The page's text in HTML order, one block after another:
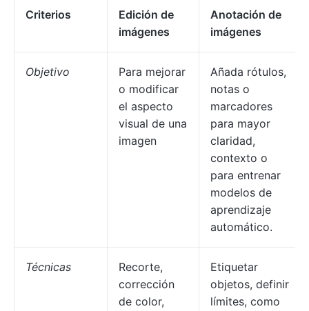
Criterios
Edición de
imágenes
Anotación de
imágenes
Objetivo
Para mejorar
o modificar
el aspecto
visual de una
imagen
Añada rótulos,
notas o
marcadores
para mayor
claridad,
contexto o
para entrenar
modelos de
aprendizaje
automático.
Técnicas
Recorte,
corrección
de color,
Etiquetar
objetos, definir
límites, como